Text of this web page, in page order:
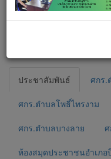
ประชาสัมพันธ์ ศกร.
ศกร.ตำบลโพธิ์ไทรงาม
ศกร.ตำบลบางลาย
ห้องสมุดประชาชนอำเภอ